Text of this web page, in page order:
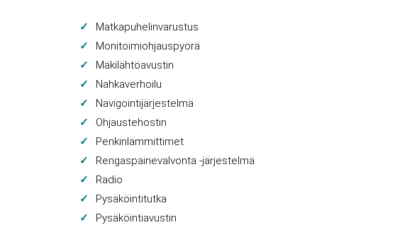
Matkapuhelinvarustus
Monitoimiohjauspyörä
Mäkilähtöavustin
Nahkaverhoilu
Navigointijärjestelmä
Ohjaustehostin
Penkinlämmittimet
Rengaspainevalvonta -järjestelmä
Radio
Pysäköintitutka
Pysäköintiavustin